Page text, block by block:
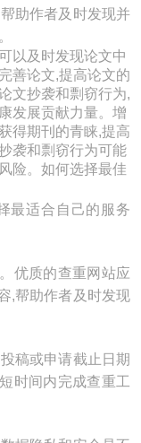
助作者及时发现并
以及时发现论文中
善论文,提高论文的
文抄袭和剽窃行为,
发展贡献力量。增
得期刊的青睐,提高
袭和剽窃行为可能
险。如何选择最佳
最适合自己的服务
优质的查重网站应
,帮助作者及时发现
稿或申请截止日期
时间内完成查重工